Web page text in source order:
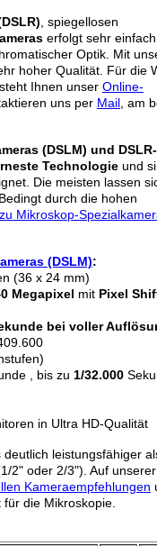
, spiegellosen
erfolgt sehr
Optik. Mit
hoher Qualität. Für die
Ihnen unser Online-
uns per Mail, am
(DSLM) und
Technologie und
Die meisten lassen
durch die hohen
Mikroskop-
(DSLM):
(36 x 24 mm)
Megapixel mit Pixel
bei voller
, bis zu 1/32.000
in Ultra HD-Qualität
leistungsfähiger
2" oder 2/3"). Auf unserer
Kameraempfehlungen
die Mikroskopie.